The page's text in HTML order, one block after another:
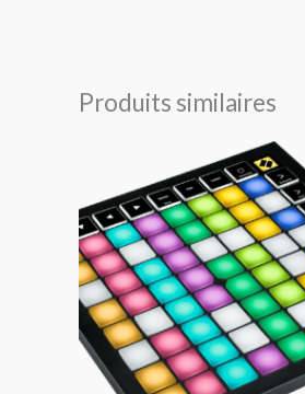
Produits similaires